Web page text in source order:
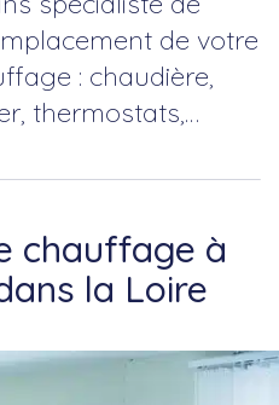
de votre
: chaudière,
thermostats,…
chauffage à
la Loire